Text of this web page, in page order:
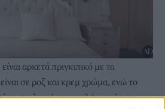
αρκετά πριγκιπικό με τα
σε ροζ και κρεμ χρώμα, ενώ το
σκαλιστό με αγγελάκια κάτι το